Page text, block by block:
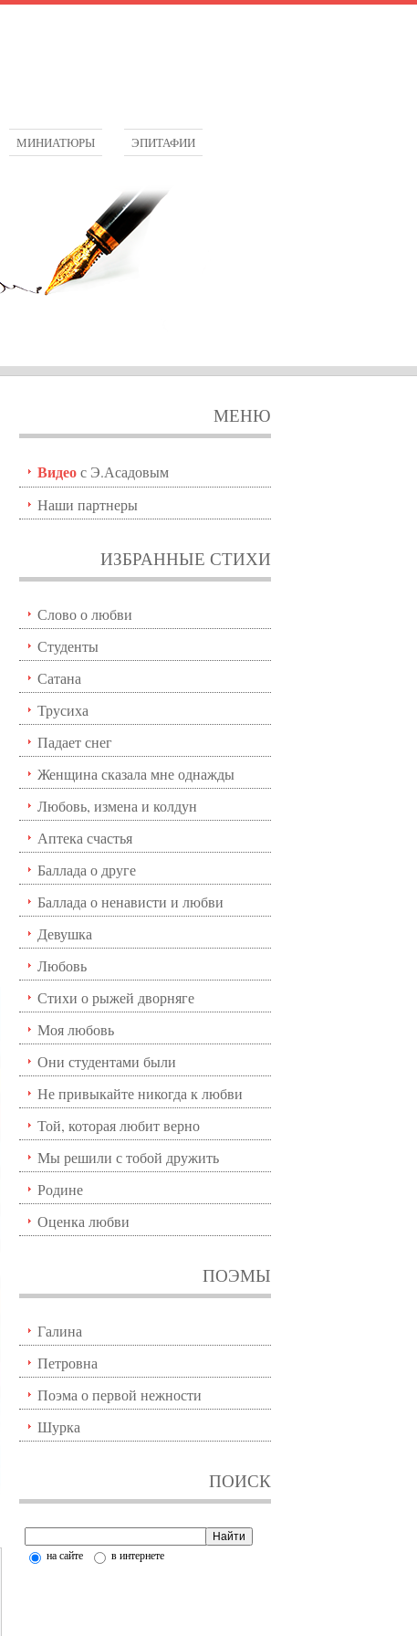
МИНИАТЮРЫ ЭПИТАФИИ
МЕНЮ
Видеос Э.Асадовым
Наши партнеры
ИЗБРАННЫЕ СТИХИ
Слово о любви
Студенты
Сатана
Трусиха
Падает снег
Женщина сказала мне однажды
Любовь, измена и колдун
Аптека счастья
Баллада о друге
Баллада о ненависти и любви
Девушка
Любовь
Стихи о рыжей дворняге
Моя любовь
Они студентами были
Не привыкайте никогда к любви
Той, которая любит верно
Мы решили с тобой дружить
Родине
Оценка любви
ПОЭМЫ
Галина
Петровна
Поэма о первой нежности
Шурка
ПОИСК
на сайте в интернете